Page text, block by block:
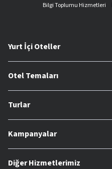
Bilgi Toplumu Hizmetleri
Yurt İçi Oteller
Otel Temaları
Turlar
Kampanyalar
Diğer Hizmetlerimiz